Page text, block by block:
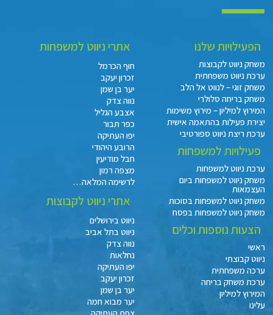
הפעילויות שלנו
משחק ניווט לקבוצות
ערכת ניווט משפחתית
משחק זוגי – לנווט אל הלב
משחק בריחה סלולרי
המירוץ למיליון – מירוץ משימות
יצירת פעילות בהתאמה אישית
ערכת ריצת ניווט ספורטיבי
פעילויות למשפחות
ערכת ניווט למשפחות
משחק ניווט למשפחות ביום
העצמאות
משחק ניווט למשפחות בסוכות
משחק ניווט למשפחות בפסח
הצעות נוספות וכלים
ראשי
ניווט קבוצתי
ערכה משפחתית
ערכת משחק בריחה
המירוץ למיליון
עלינו
אתרי ניווט למשפחות
חוף הכרמל
זכרון יעקב
יער בן שמן
נווה צדק
אצבע הגליל
כפר תבור
יפו העתיקה
הרובע היהודי
חבל מודיעין
מצפה רמון
לרשימה המלאה…
אתרי ניווט לקבוצות
ניווט בירושלים
ניווט בתל אביב
נווה צדק
נחלאות
יפו העתיקה
זכרון יעקב
יער בן שמן
יער מבוא חמה
צפת העתיקה